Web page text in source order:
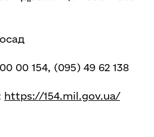
00 154, (095) 49 62 138
https://154.mil.gov.ua/